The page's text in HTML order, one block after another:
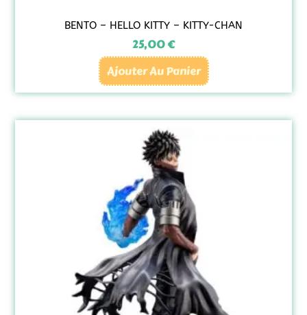
BENTO – HELLO KITTY – KITTY-CHAN
25,00€
Ajouter Au Panier